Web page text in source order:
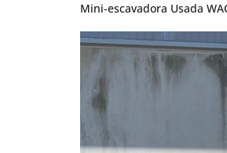
Mini-escavadora Usada